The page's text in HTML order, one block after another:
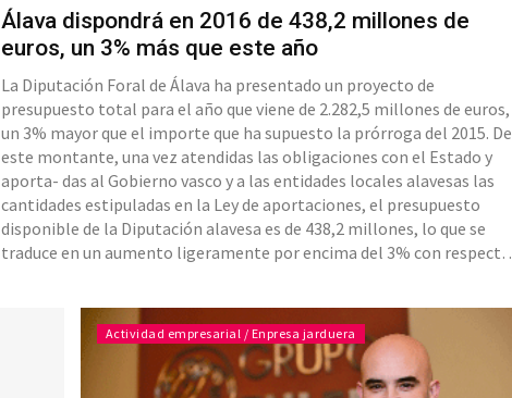
Álava dispondrá en 2016 de 438,2 millones de
euros, un 3% más que este año
La Diputación Foral de Álava ha presentado un proyecto de
presupuesto total para el año que viene de 2.282,5 millones de euros,
un 3% mayor que el importe que ha supuesto la prórroga del 2015. De
este montante, una vez atendidas las obligaciones con el Estado y
aporta- das al Gobierno vasco y a las entidades locales alavesas las
cantidades estipuladas en la Ley de aportaciones, el presupuesto
disponible de la Diputación alavesa es de 438,2 millones, lo que se
traduce en un aumento ligeramente por encima del 3% con respecto
Actividad empresarial / Enpresa jarduera